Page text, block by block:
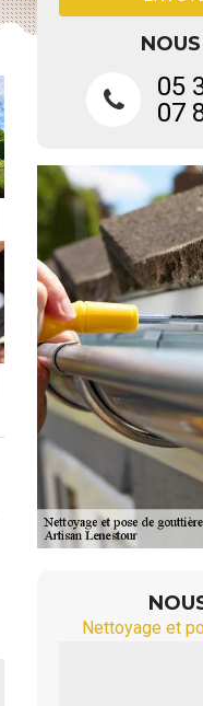
05
07
Nettoyage et